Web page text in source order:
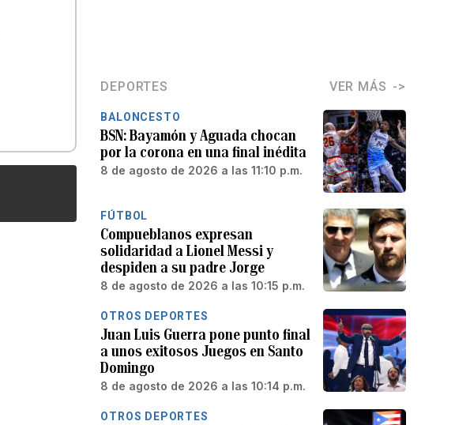
DEPORTES VER MÁS
BALONCESTO
BSN: Bayamón y Aguada chocan
por la corona en una final inédita
8 de agosto de 2026 a las 11:10 p.m.
FÚTBOL
Compueblanos expresan
solidaridad a Lionel Messi y
despiden a su padre Jorge
8 de agosto de 2026 a las 10:15 p.m.
OTROS DEPORTES
Juan Luis Guerra pone punto final
a unos exitosos Juegos en Santo
Domingo
8 de agosto de 2026 a las 10:14 p.m.
OTROS DEPORTES